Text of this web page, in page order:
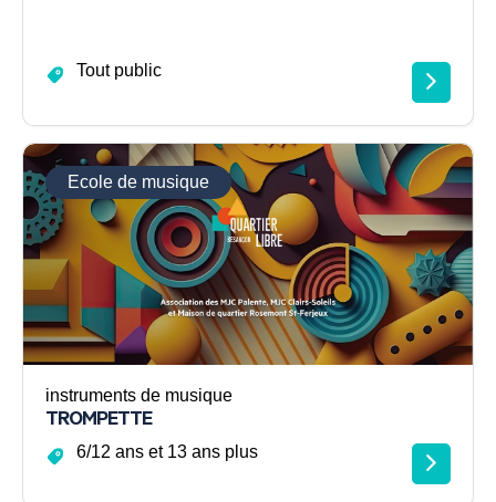
Tout public
Ecole de musique
instruments de musique
TROMPETTE
6/12 ans et 13 ans plus